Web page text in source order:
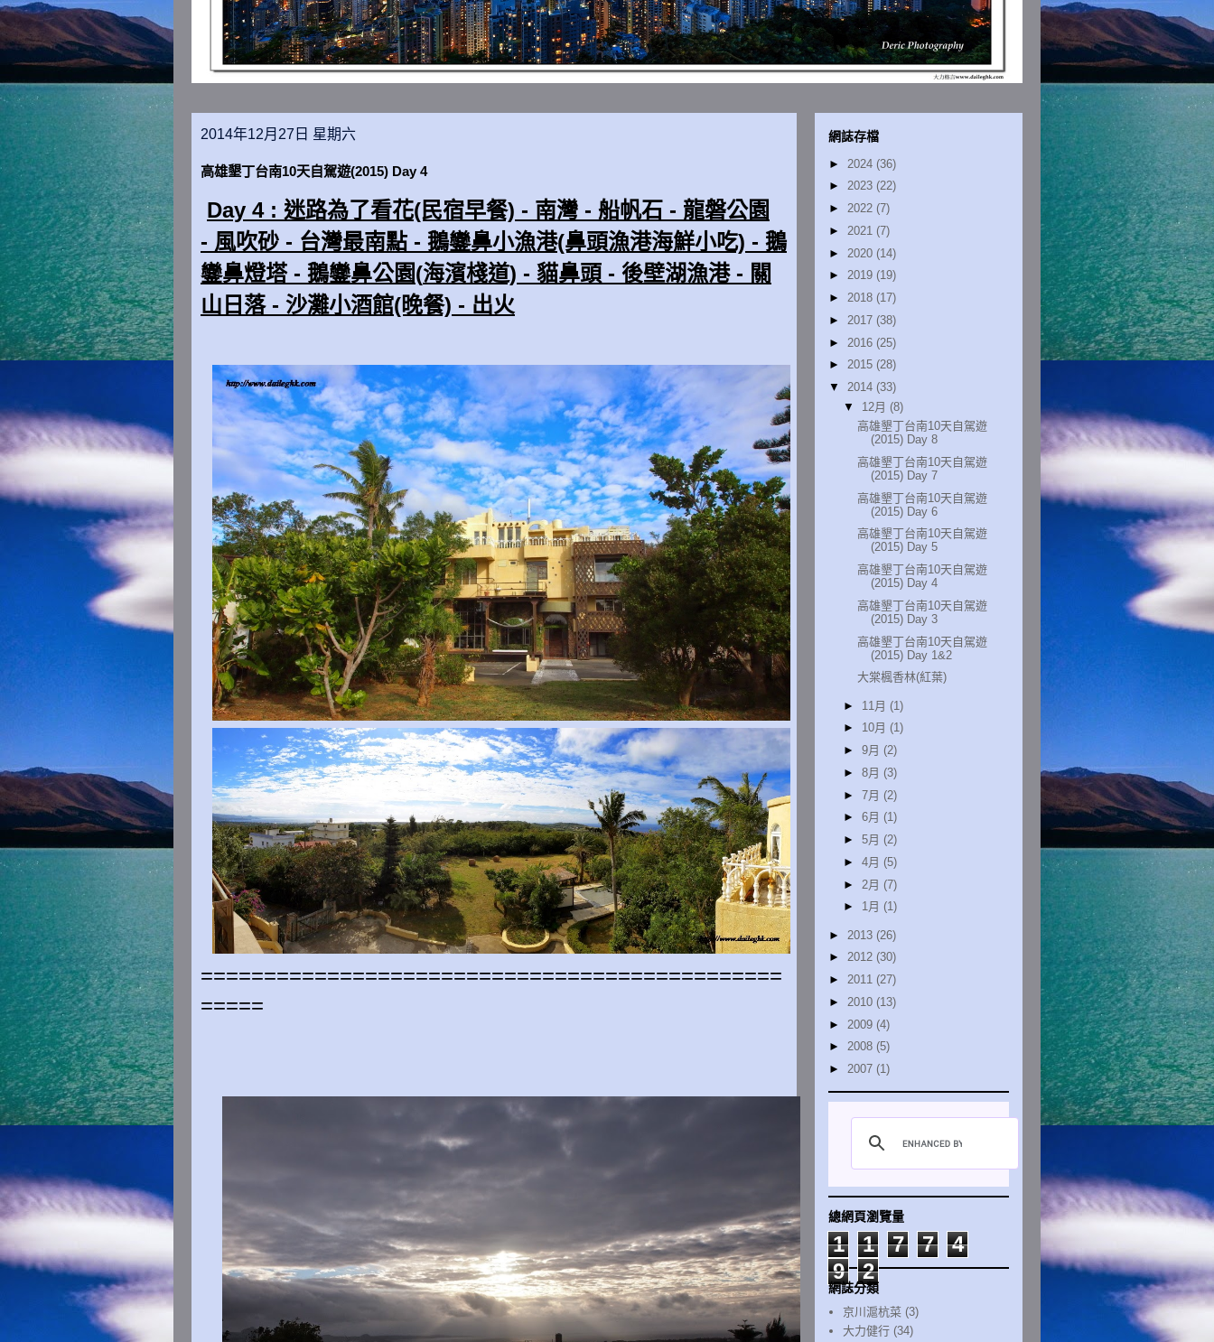
2014年12月27日 星期六
高雄墾丁台南10天自駕遊(2015) Day 4
Day 4 : 迷路為了看花(民宿早餐) - 南灣 - 船帆石 - 龍磐公園
- 風吹砂 - 台灣最南點 - 鵝鑾鼻小漁港(鼻頭漁港海鮮小吃) - 鵝
鑾鼻燈塔 - 鵝鑾鼻公園(海濱棧道) - 貓鼻頭 - 後壁湖漁港 - 關
山日落 - 沙灘小酒館(晚餐) - 出火
==============================================
=====
網誌存檔
► 2024 (36)
► 2023 (22)
► 2022 (7)
► 2021 (7)
► 2020 (14)
► 2019 (19)
► 2018 (17)
► 2017 (38)
► 2016 (25)
► 2015 (28)
▼ 2014 (33)
▼ 12月 (8)
高雄墾丁台南10天自駕遊
(2015) Day 8
高雄墾丁台南10天自駕遊
(2015) Day 7
高雄墾丁台南10天自駕遊
(2015) Day 6
高雄墾丁台南10天自駕遊
(2015) Day 5
高雄墾丁台南10天自駕遊
(2015) Day 4
高雄墾丁台南10天自駕遊
(2015) Day 3
高雄墾丁台南10天自駕遊
(2015) Day 1&2
大棠楓香林(紅葉)
► 11月 (1)
► 10月 (1)
► 9月 (2)
► 8月 (3)
► 7月 (2)
► 6月 (1)
► 5月 (2)
► 4月 (5)
► 2月 (7)
► 1月 (1)
► 2013 (26)
► 2012 (30)
► 2011 (27)
► 2010 (13)
► 2009 (4)
► 2008 (5)
► 2007 (1)
總網頁瀏覽量
1 1 7 7
4
9
2
網誌分類
京川滬杭菜 (3)
大力健行 (34)